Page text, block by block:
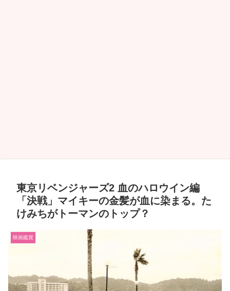
東京リベンジャーズ2 血のハロウイン編
「決戦」マイキーの金髪が血に染まる。た
けみちがトーマンのトップ？
映画鑑賞